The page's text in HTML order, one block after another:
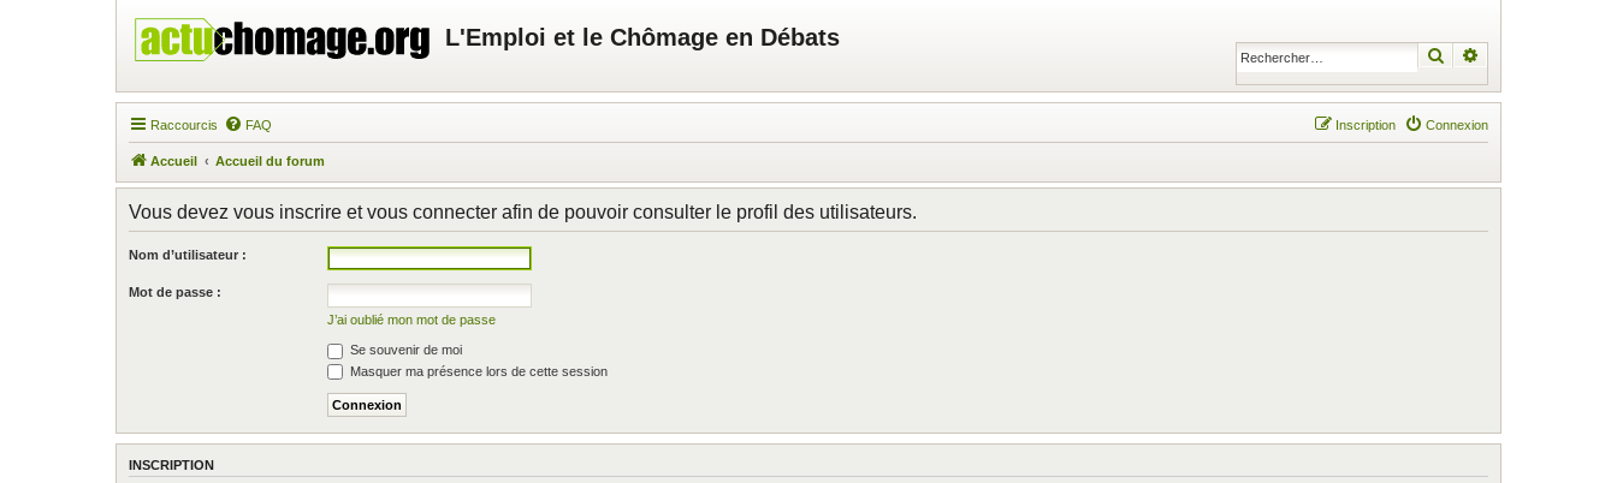
L'Emploi et le Chômage en Débats
Rechercher
Raccourcis FAQ Connexion
Inscription
Accueil Accueil du forum
Vous devez vous inscrire et vous connecter afin de pouvoir consulter le profil des utilisateurs.
Nom d’utilisateur :
Mot de passe :
J’ai oublié mon mot de passe
Se souvenir de moi
Masquer ma présence lors de cette session
INSCRIPTION